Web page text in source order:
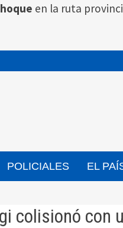
en la ruta
POLICIALES EL
colisionó con